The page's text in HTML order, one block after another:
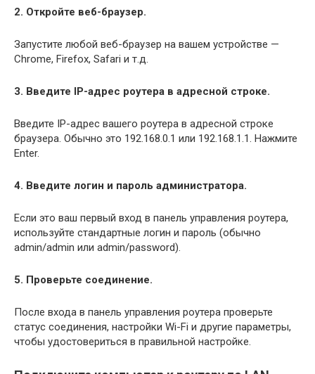
2. Откройте веб-браузер.
Запустите любой веб-браузер на вашем устройстве —
Chrome, Firefox, Safari и т.д.
3. Введите IP-адрес роутера в адресной строке.
Введите IP-адрес вашего роутера в адресной строке
браузера. Обычно это 192.168.0.1 или 192.168.1.1. Нажмите
Enter.
4. Введите логин и пароль администратора.
Если это ваш первый вход в панель управления роутера,
используйте стандартные логин и пароль (обычно
admin/admin или admin/password).
5. Проверьте соединение.
После входа в панель управления роутера проверьте
статус соединения, настройки Wi-Fi и другие параметры,
чтобы удостовериться в правильной настройке.